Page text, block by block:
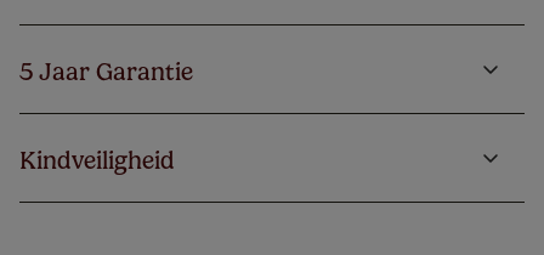
5 Jaar Garantie
Kindveiligheid